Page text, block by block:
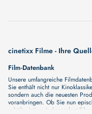
cinetixx Filme - Ihre
Film-Datenbank
Unsere umfangreiche
Sie enthält nicht nur
sondern auch die neuesten
voranbringen. Ob Sie nun
subtile, intime Independent-